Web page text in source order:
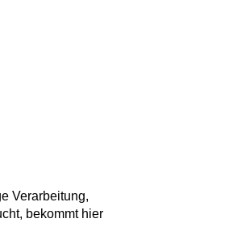
Verarbeitung,
bekommt hier